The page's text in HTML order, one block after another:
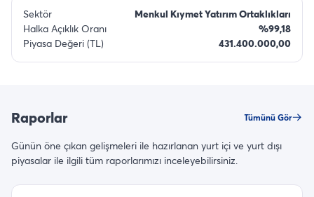
Sektör
Menkul Kıymet Yatırım Ortaklıkları
Halka Açıklık Oranı
%99,18
Piyasa Değeri (TL)
431.400.000,00
Raporlar Tümünü Gör
Günün öne çıkan gelişmeleri ile hazırlanan yurt içi ve yurt dışı
piyasalar ile ilgili tüm raporlarımızı inceleyebilirsiniz.